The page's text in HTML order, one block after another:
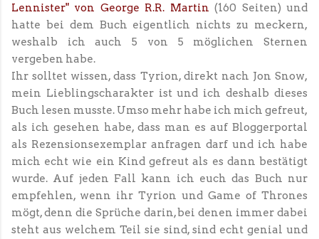
Lennister" von George R.R. Martin (160 Seiten) und
hatte bei dem Buch eigentlich nichts zu meckern,
weshalb ich auch 5 von 5 möglichen Sternen
vergeben habe.
Ihr solltet wissen, dass Tyrion, direkt nach Jon Snow,
mein Lieblingscharakter ist und ich deshalb dieses
Buch lesen musste. Umso mehr habe ich mich gefreut,
als ich gesehen habe, dass man es auf Bloggerportal
als Rezensionsexemplar anfragen darf und ich habe
mich echt wie ein Kind gefreut als es dann bestätigt
wurde. Auf jeden Fall kann ich euch das Buch nur
empfehlen, wenn ihr Tyrion und Game of Thrones
mögt, denn die Sprüche darin, bei denen immer dabei
steht aus welchem Teil sie sind, sind echt genial und